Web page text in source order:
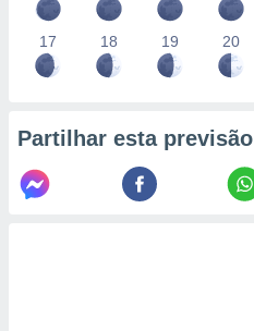
17 18 19 20
Partilhar esta previsão